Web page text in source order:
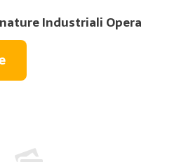
Industriali Opera